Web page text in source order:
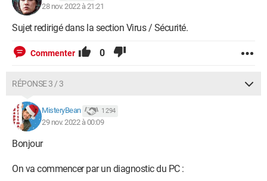
28 nov. 2022 à 21:21
Sujet redirigé dans la section Virus / Sécurité.
Commenter 0
RÉPONSE 3 / 3
MisteryBean 1 294
29 nov. 2022 à 00:09
Bonjour
On va commencer par un diagnostic du PC :